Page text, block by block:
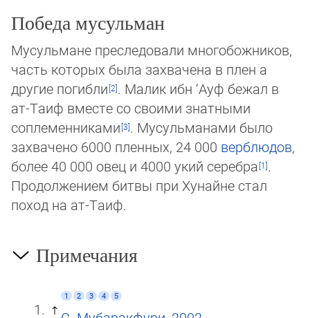
Победа мусульман
Мусульмане преследовали многобожников,
часть которых была захвачена в плен а
другие погибли
. Малик ибн ‘Ауф бежал в
ат-Таиф вместе со своими знатными
соплеменниками
. Мусульманами было
захвачено 6000 пленных, 24 000 верблюдов,
бо­лее 40 000 овец и 4000 укий серебра
.
Продолжением битвы при Хунайне стал
поход на ат-Таиф.
Примечания
1 2 3 4 5